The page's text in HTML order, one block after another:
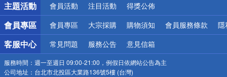
主題活動 會員活動 注目活動 得獎公佈
會員專區 會員專區 大宗採購 購物須知 會員服務條款 隱
客服中心 常見問題 服務公告 意見信箱
服務時間： 週一至週日 09:00-21:00，例假日依網站公告為主
公司地址： 台北市北投區大業路136號5樓 (台灣)